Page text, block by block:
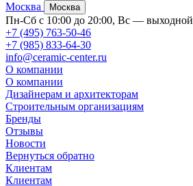
Москва
Москва
Пн-Сб с 10:00 до 20:00, Вс — выходной
+7 (495) 763-50-46
+7 (985) 833-64-30
info@ceramic-center.ru
О компании
О компании
Дизайнерам и архитекторам
Строительным организациям
Бренды
Отзывы
Новости
Вернуться обратно
Клиентам
Клиентам